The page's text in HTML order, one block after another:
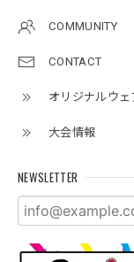
COMMUNITY
CONTACT
オリジナルウェ
大会情報
NEWSLETTER